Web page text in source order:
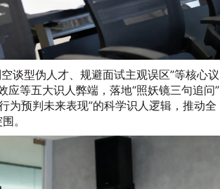
谈型伪人才、规避面试主观误区”等核心议
等五大识人弊端，落地“照妖镜三句追问”
为预判未来表现”的科学识人逻辑，推动全
。